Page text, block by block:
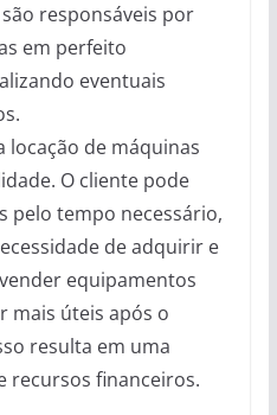
responsáveis por
em perfeito
eventuais
locação de máquinas
O cliente pode
pelo tempo necessário,
de adquirir e
equipamentos
mais úteis após o
resulta em uma
recursos financeiros.